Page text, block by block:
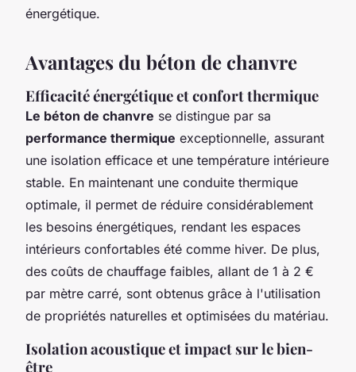
énergétique.
Avantages du béton de chanvre
Efficacité énergétique et confort thermique
Le béton de chanvre se distingue par sa
performance thermique exceptionnelle, assurant
une isolation efficace et une température intérieure
stable. En maintenant une conduite thermique
optimale, il permet de réduire considérablement
les besoins énergétiques, rendant les espaces
intérieurs confortables été comme hiver. De plus,
des coûts de chauffage faibles, allant de 1 à 2 €
par mètre carré, sont obtenus grâce à l'utilisation
de propriétés naturelles et optimisées du matériau.
Isolation acoustique et impact sur le bien-
être